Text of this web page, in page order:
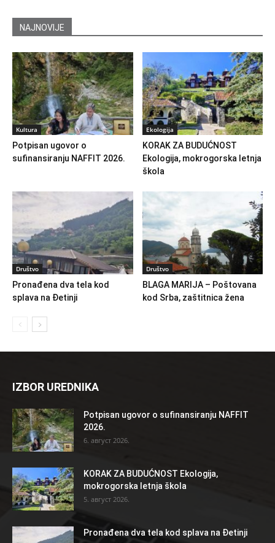
NAJNOVIJE
Kultura
Potpisan ugovor o
sufinansiranju NAFFIT 2026.
Ekologija
KORAK ZA BUDUĆNOST
Ekologija, mokrogorska letnja
škola
Društvo
Pronađena dva tela kod
splava na Đetinji
Društvo
BLAGA MARIJA – Poštovana
kod Srba, zaštitnica žena
IZBOR UREDNIKA
Potpisan ugovor o sufinansiranju NAFFIT
2026.
6. август 2026.
KORAK ZA BUDUĆNOST Ekologija,
mokrogorska letnja škola
5. август 2026.
Pronađena dva tela kod splava na Đetinji